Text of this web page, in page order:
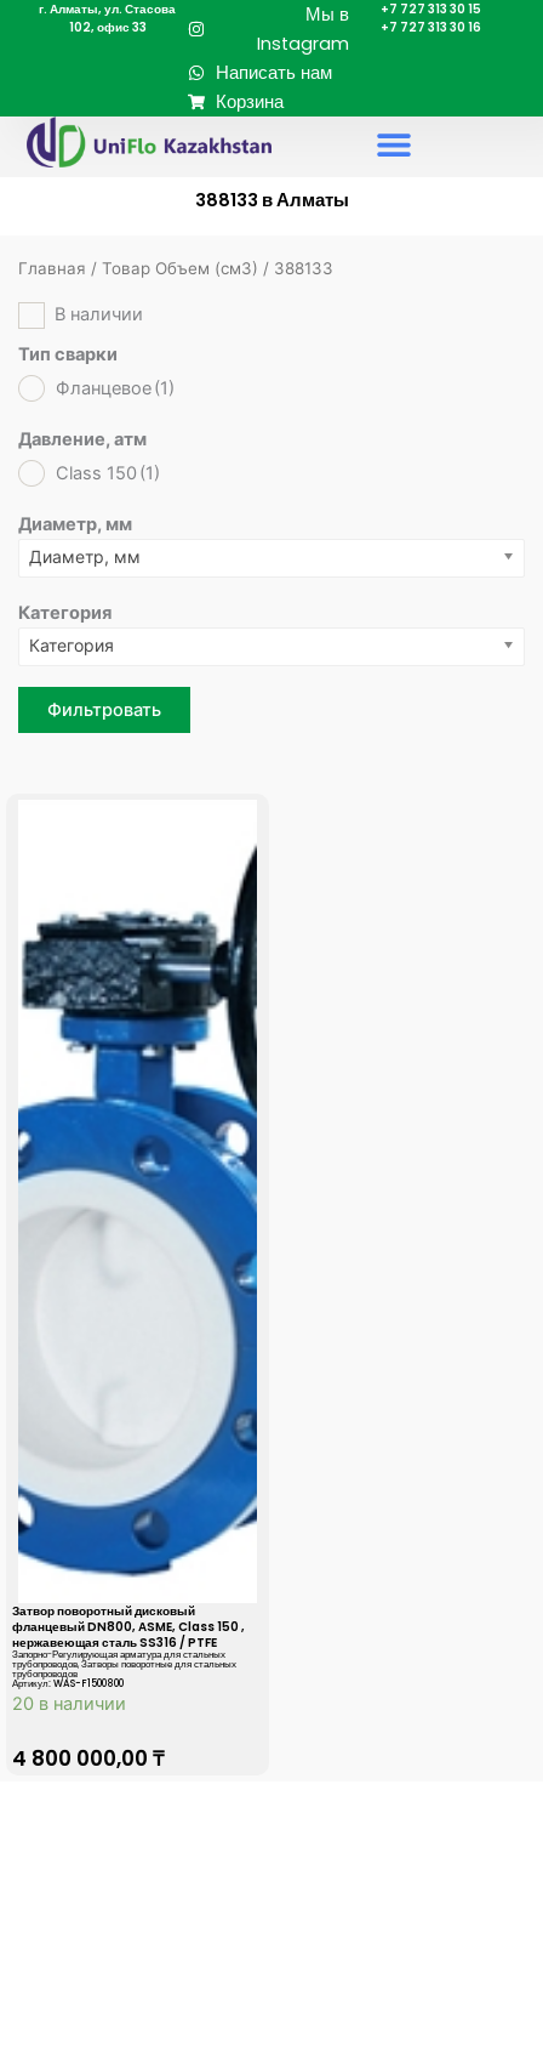
Перейтиг. Алматы, ул. Стасова
102, офис 33
Мы в
Instagram
Написать нам
Корзина
+7 727 313 30 15
+7 727 313 30 16
388133 в Алматы
Главная / Товар Объем (cм3) / 388133
В наличии
Тип сварки
Фланцевое(1)
Давление, атм
Class 150(1)
Диаметр, мм
Диаметр, мм
Категория
Категория
Фильтровать
Затвор поворотный дисковый
фланцевый DN800, ASME, Class 150 ,
нержавеющая сталь SS316 / PTFE
Запорно-Регулирующая арматура для стальных
трубопроводов,Затворы поворотные для стальных
трубопроводов
Артикул: WAS-F1500800
20 в наличии
4 800 000,00 ₸